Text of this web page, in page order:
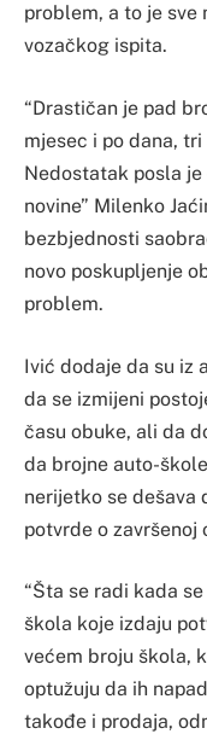
problem, a to je
vozačkog ispita.
“Drastičan je pad
mjesec i po dana,
Nedostatak posla je
novine” Milenko
bezbjednosti
novo poskupljenje
problem.
Ivić dodaje da su iz
da se izmijeni
času obuke, ali da
da brojne auto-
nerijetko se dešava
potvrde o završenoj
“Šta se radi kada
škola koje izdaju
većem broju škola,
optužuju da ih
takođe i prodaja,